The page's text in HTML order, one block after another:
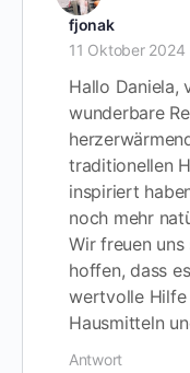
fjonak
11 Oktober 2024
Hallo Daniela,
wunderbare
traditionellen
inspiriert
noch mehr
Wir freuen uns
hoffen, dass
wertvolle Hilfe
Hausmitteln
Antwort